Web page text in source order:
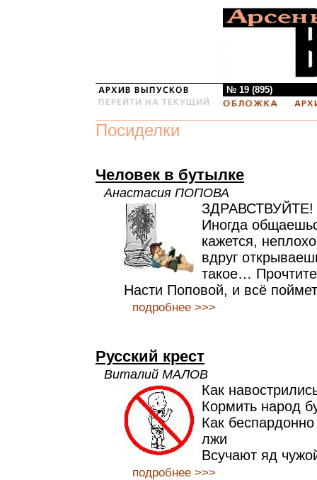
№ 19 (895)
Посиделки
Человек в бутылке
Анастасия ПОПОВА
ЗДРАВСТВУЙТЕ!
Иногда
кажется,
вдруг
такое…
Насти Поповой, и всё
подробнее >>>
Русский крест
Виталий МАЛОВ
Как
Кормить народ
Как
лжи
Всучают яд
подробнее >>>